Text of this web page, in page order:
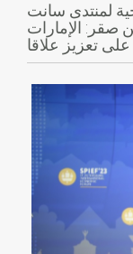
لمنتدى سانت
صقر: الإمارات